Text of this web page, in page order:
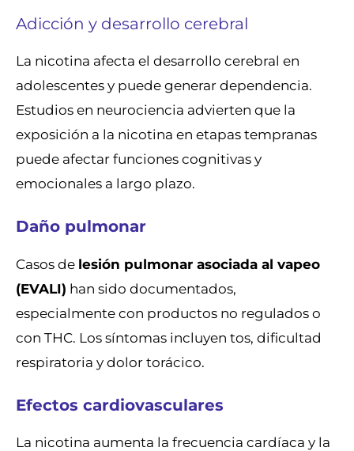
Adicción y desarrollo cerebral
La nicotina afecta el desarrollo cerebral en
adolescentes y puede generar dependencia.
Estudios en neurociencia advierten que la
exposición a la nicotina en etapas tempranas
puede afectar funciones cognitivas y
emocionales a largo plazo.
Daño pulmonar
Casos de lesión pulmonar asociada al vapeo
(EVALI) han sido documentados,
especialmente con productos no regulados o
con THC. Los síntomas incluyen tos, dificultad
respiratoria y dolor torácico.
Efectos cardiovasculares
La nicotina aumenta la frecuencia cardíaca y la